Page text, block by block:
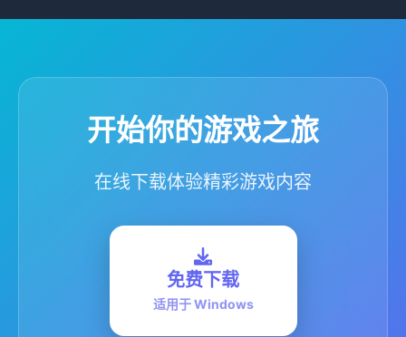
开始你的游戏之旅
在线下载体验精彩游戏内容
免费下载
适用于 Windows